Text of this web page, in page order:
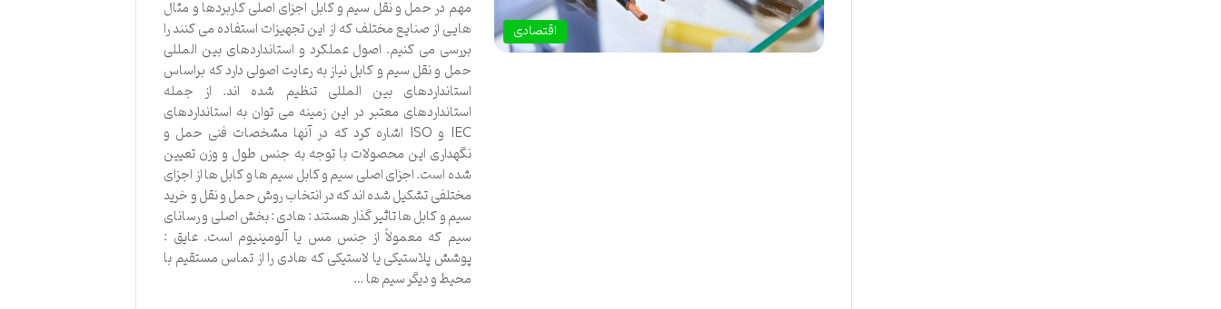
اقتصادی
مهم در حمل و نقل سیم و کابل اجزای اصلی کاربردها و مثال
هایی از صنایع مختلف که از این تجهیزات استفاده می کنند را
بررسی می کنیم. اصول عملکرد و استانداردهای بین المللی
حمل و نقل سیم و کابل نیاز به رعایت اصولی دارد که براساس
استانداردهای بین المللی تنظیم شده اند. از جمله
استانداردهای معتبر در این زمینه می توان به استانداردهای
IEC و ISO اشاره کرد که در آنها مشخصات فنی حمل و
نگهداری این محصولات با توجه به جنس طول و وزن تعیین
شده است. اجزای اصلی سیم و کابل سیم ها و کابل ها از اجزای
مختلفی تشکیل شده اند که در انتخاب روش حمل و نقل و خرید
سیم و کابل ها تاثیر گذار هستند : هادی : بخش اصلی و رسانای
سیم که معمولاً از جنس مس یا آلومینیوم است. عایق :
پوشش پلاستیکی یا لاستیکی که هادی را از تماس مستقیم با
محیط و دیگر سیم ها …